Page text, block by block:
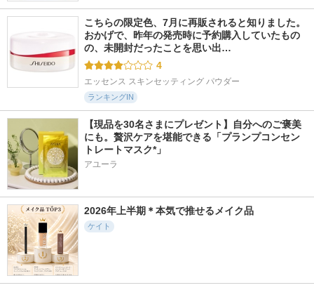
こちらの限定色、7月に再販されると知りました。
おかげで、昨年の発売時に予約購入していたもの
の、未開封だったことを思い出…
4
エッセンス スキンセッティング パウダー
ランキングIN
【現品を30名さまにプレゼント】自分へのご褒美
にも。贅沢ケアを堪能できる「プランプコンセン
トレートマスク*」
アユーラ
2026年上半期＊本気で推せるメイク品
ケイト